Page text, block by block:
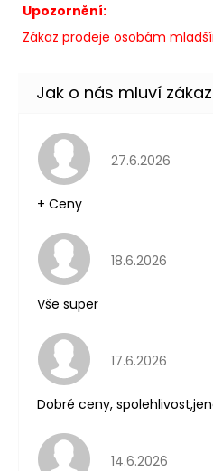
Upozornění:
Zákaz prodeje osobám
Hodnocení
27.6.2026
+ Ceny
Hodnocení
18.6.2026
Vše super
Hodnocení
17.6.2026
Dobré ceny,
Hodnocení
14.6.2026